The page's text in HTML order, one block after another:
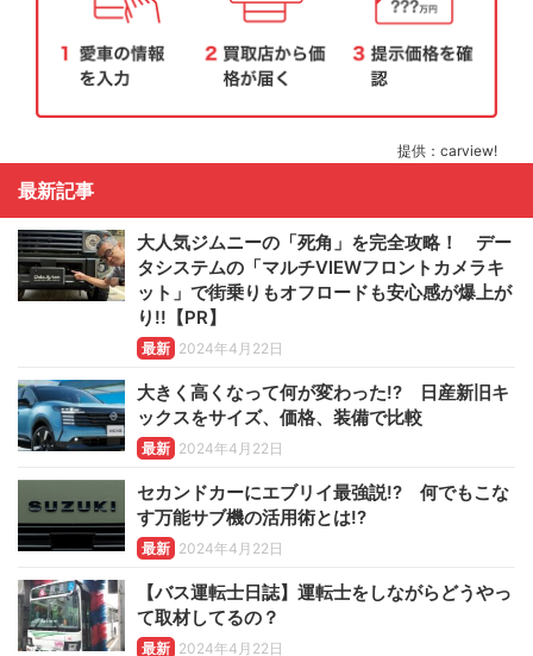
提供：carview!
最新記事
大人気ジムニーの「死角」を完全攻略！ デー
タシステムの「マルチVIEWフロントカメラキ
ット」で街乗りもオフロードも安心感が爆上が
り!!【PR】
最新 2024年4月22日
大きく高くなって何が変わった!? 日産新旧キ
ックスをサイズ、価格、装備で比較
最新 2024年4月22日
セカンドカーにエブリイ最強説!? 何でもこな
す万能サブ機の活用術とは!?
最新 2024年4月22日
【バス運転士日誌】運転士をしながらどうやっ
て取材してるの？
最新 2024年4月22日